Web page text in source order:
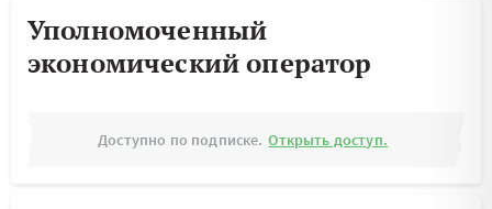
Уполномоченный
экономический оператор
Доступно по подписке. Открыть доступ.